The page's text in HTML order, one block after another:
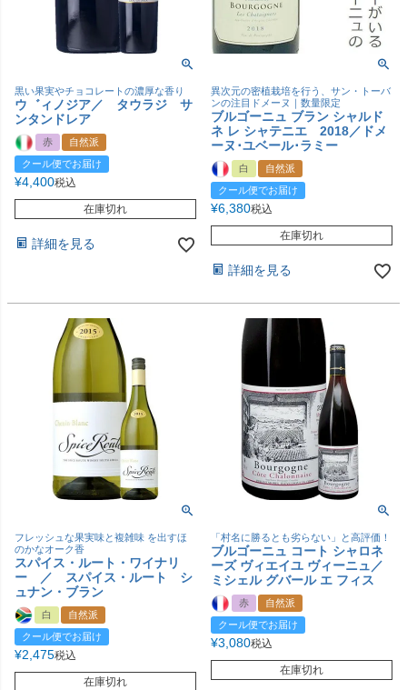
黒い果実やチョコレートの濃厚な香り
ウ゛ィノジア／ タウラジ サ
ンタンドレア
赤
自然派
クール便でお届け
¥4,400税込
在庫切れ
詳細を見る
異次元の密植栽培を行う、サン・トーバ
ンの注目ドメーヌ｜数量限定
ブルゴーニュ ブラン シャルド
ネ レ シャテニエ 2018／ドメ
ーヌ･ユベール･ラミー
白
自然派
クール便でお届け
¥6,380税込
在庫切れ
詳細を見る
フレッシュな果実味と複雑味 を出すほ
のかなオーク香
スパイス・ルート・ワイナリ
ー ／ スパイス・ルート シ
ュナン・ブラン
白
自然派
クール便でお届け
¥2,475税込
在庫切れ
「村名に勝るとも劣らない」と高評価！
ブルゴーニュ コート シャロネ
ーズ ヴィエイユ ヴィーニュ／
ミシェル グバール エ フィス
赤
自然派
クール便でお届け
¥3,080税込
在庫切れ